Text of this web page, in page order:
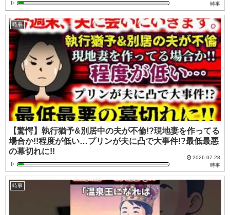
時事
時事
【驚愕】執行猶予&別居中の夫が不倫!?現地妻を作ってる
場合か!!程度が低い…プリンが夫に凸で大事件!?最低最悪
の幕切れに!!
2026.07.28
時事
時事